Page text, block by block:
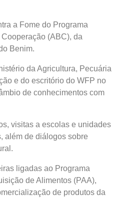
a Fome do Programa
(ABC), da
Benim.
da Agricultura, Pecuária
e do escritório do WFP no
de conhecimentos com
visitas a escolas e unidades
além de diálogos sobre
ligadas ao Programa
de Alimentos (PAA),
de produtos da